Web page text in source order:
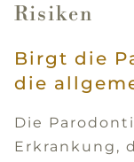
Risiken
Birgt die
die
Die
Erkrankung,